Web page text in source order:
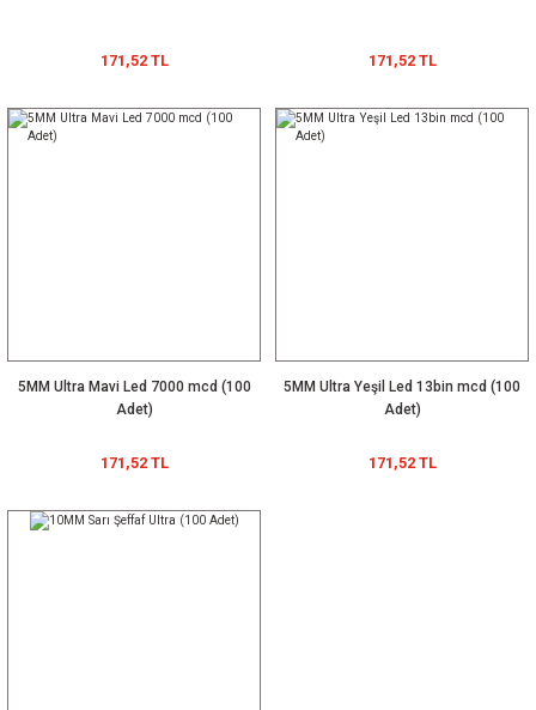
171,52 TL 171,52 TL
5MM Ultra Mavi Led 7000 mcd (100
Adet)
171,52 TL
5MM Ultra Yeşil Led 13bin mcd (100
Adet)
171,52 TL